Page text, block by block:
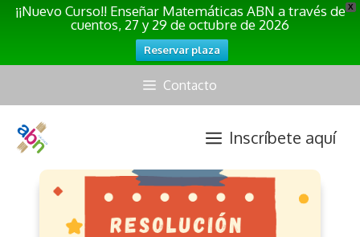
X
¡¡Nuevo Curso!! Enseñar Matemáticas ABN a través de
cuentos, 27 y 29 de octubre de 2026
Reservar plaza
contenido
Contacto
Inscríbete aquí